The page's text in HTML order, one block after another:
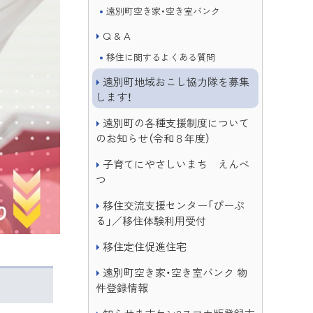
遠別町空き家・空き室バンク
Q & A
移住に関するよくある質問
遠別町地域おこし協力隊を募集
します！
遠別町の各種支援制度について
のお知らせ（令和８年度）
子育てにやさしいまち えんべ
つ
移住交流支援センター「ぴーぷ
る」／移住体験利用受付
移住定住促進住宅
遠別町空き家・空き室バンク 物
件登録情報